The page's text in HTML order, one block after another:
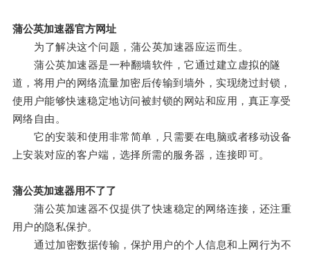
蒲公英加速器官方网址
为了解决这个问题，蒲公英加速器应运而生。
蒲公英加速器是一种翻墙软件，它通过建立虚拟的隧
道，将用户的网络流量加密后传输到墙外，实现绕过封锁，
使用户能够快速稳定地访问被封锁的网站和应用，真正享受
网络自由。
它的安装和使用非常简单，只需要在电脑或者移动设备
上安装对应的客户端，选择所需的服务器，连接即可。
蒲公英加速器用不了了
蒲公英加速器不仅提供了快速稳定的网络连接，还注重
用户的隐私保护。
通过加密数据传输，保护用户的个人信息和上网行为不